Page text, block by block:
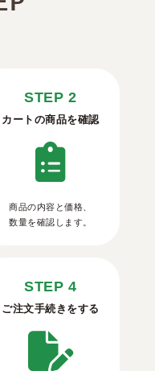
STEP 2
カートの商品を確認
商品の内容と価格、
数量を確認します。
STEP 4
ご注文手続きをする